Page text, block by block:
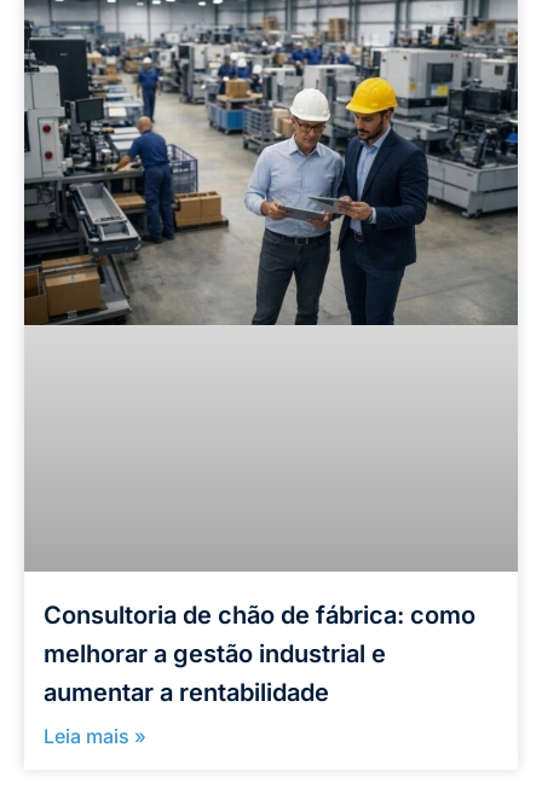
Consultoria de chão de fábrica: como
melhorar a gestão industrial e
aumentar a rentabilidade
Leia mais »